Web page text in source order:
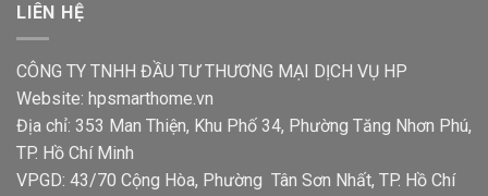
LIÊN HỆ
CÔNG TY TNHH ĐẦU TƯ THƯƠNG MẠI DỊCH VỤ HP
Website: hpsmarthome.vn
Địa chỉ: 353 Man Thiện, Khu Phố 34, Phường Tăng Nhơn Phú,
TP. Hồ Chí Minh
VPGD: 43/70 Cộng Hòa, Phường Tân Sơn Nhất, TP. Hồ Chí